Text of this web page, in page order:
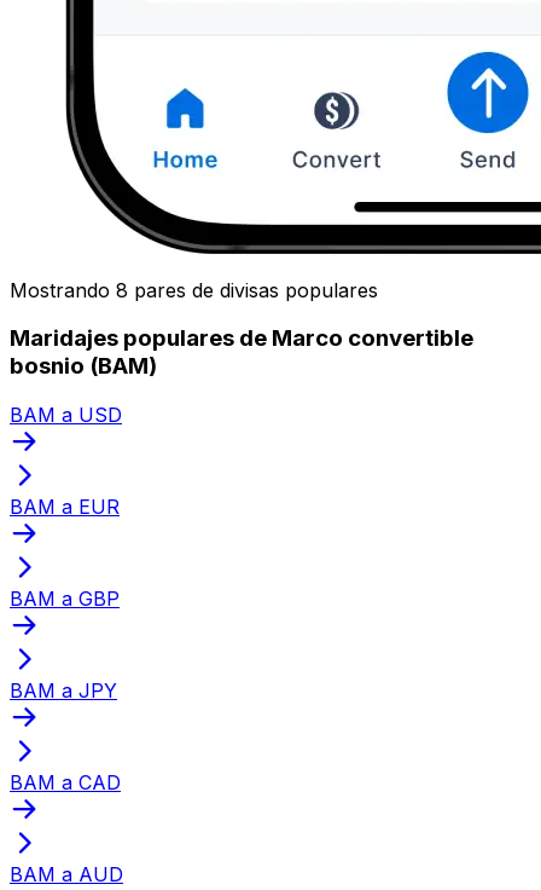
Mostrando 8 pares de divisas populares
Maridajes populares de Marco convertible
bosnio (BAM)
BAM a USD
BAM a EUR
BAM a GBP
BAM a JPY
BAM a CAD
BAM a AUD